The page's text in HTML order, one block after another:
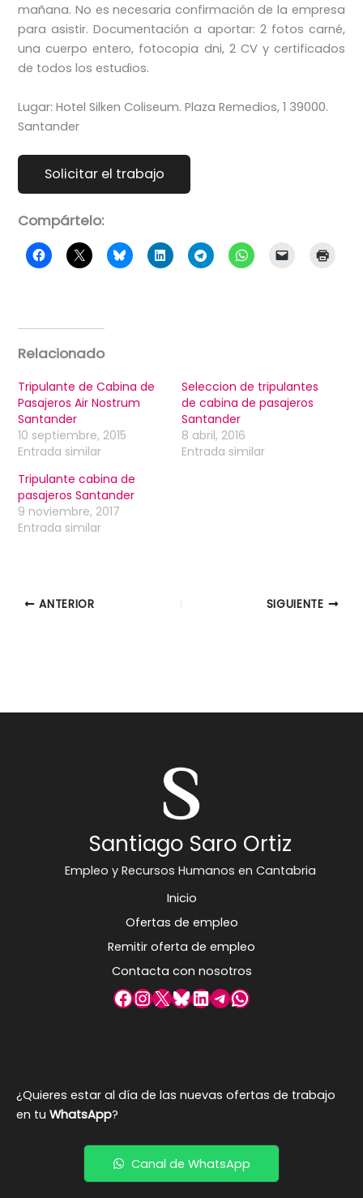
mañana. No es necesaria confirmación de la empresa
para asistir. Documentación a aportar: 2 fotos carné,
una cuerpo entero, fotocopia dni, 2 CV y certificados
de todos los estudios.
Lugar: Hotel Silken Coliseum. Plaza Remedios, 1 39000.
Santander
Compártelo:
Relacionado
Tripulante de Cabina de
Pasajeros Air Nostrum
Santander
10 septiembre, 2015
Entrada similar
Seleccion de tripulantes
de cabina de pasajeros
Santander
8 abril, 2016
Entrada similar
Tripulante cabina de
pasajeros Santander
9 noviembre, 2017
Entrada similar
ANTERIOR SIGUIENTE
Santiago Saro Ortiz
Empleo y Recursos Humanos en Cantabria
Inicio
Ofertas de empleo
Remitir oferta de empleo
Contacta con nosotros
Facebook
Instagram
X Bluesky
LinkedIn
Telegram
WhatsApp
¿Quieres estar al día de las nuevas ofertas de trabajo
en tu WhatsApp?
Canal de WhatsApp